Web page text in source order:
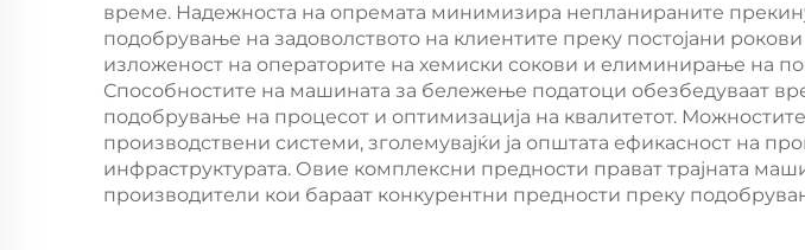
време. Надежноста на опремата минимизира непланираните
подобрување на задоволството на клиентите преку постојани
изложеност на операторите на хемиски сокови и елиминирање на
Способностите на машината за бележење податоци обезбедуваат
подобрување на процесот и оптимизација на квалитетот.
производствени системи, зголемувајќи ја општата ефикасност на
инфраструктурата. Овие комплексни предности прават трајната
производители кои бараат конкурентни предности преку